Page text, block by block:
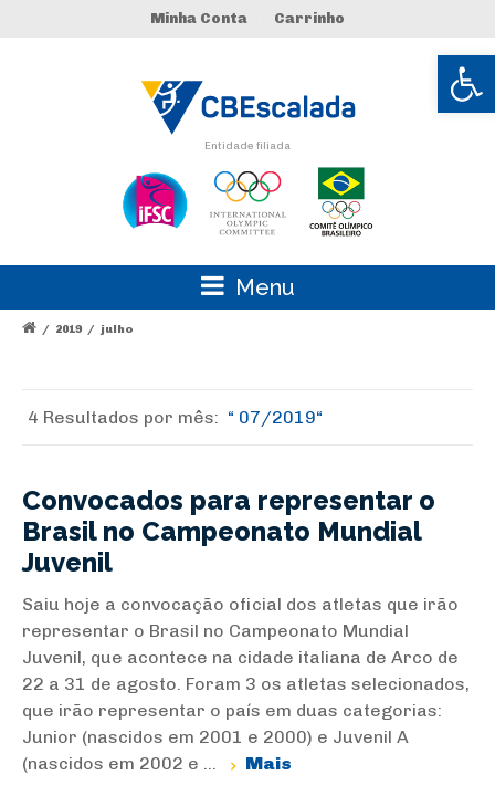
Abrir
Minha Conta Carrinho
Entidade filiada
Menu
/ 2019 / julho
4 Resultados por mês: 07/2019
Convocados para representar o
Brasil no Campeonato Mundial
Juvenil
Saiu hoje a convocação oficial dos atletas que irão
representar o Brasil no Campeonato Mundial
Juvenil, que acontece na cidade italiana de Arco de
22 a 31 de agosto. Foram 3 os atletas selecionados,
que irão representar o país em duas categorias:
Junior (nascidos em 2001 e 2000) e Juvenil A
(nascidos em 2002 e ...
Mais